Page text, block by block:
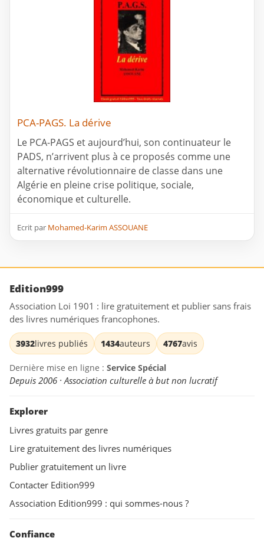
PCA-PAGS. La dérive
Le PCA-PAGS et aujourd’hui, son continuateur le
PADS, n’arrivent plus à ce proposés comme une
alternative révolutionnaire de classe dans une
Algérie en pleine crise politique, sociale,
économique et culturelle.
Ecrit par Mohamed-Karim ASSOUANE
Edition999
Association Loi 1901 : lire gratuitement et publier sans frais
des livres numériques francophones.
3932livres publiés 1434auteurs 4767avis
Dernière mise en ligne : Service Spécial
Depuis 2006 · Association culturelle à but non lucratif
Explorer
Livres gratuits par genre
Lire gratuitement des livres numériques
Publier gratuitement un livre
Contacter Edition999
Association Edition999 : qui sommes-nous ?
Confiance